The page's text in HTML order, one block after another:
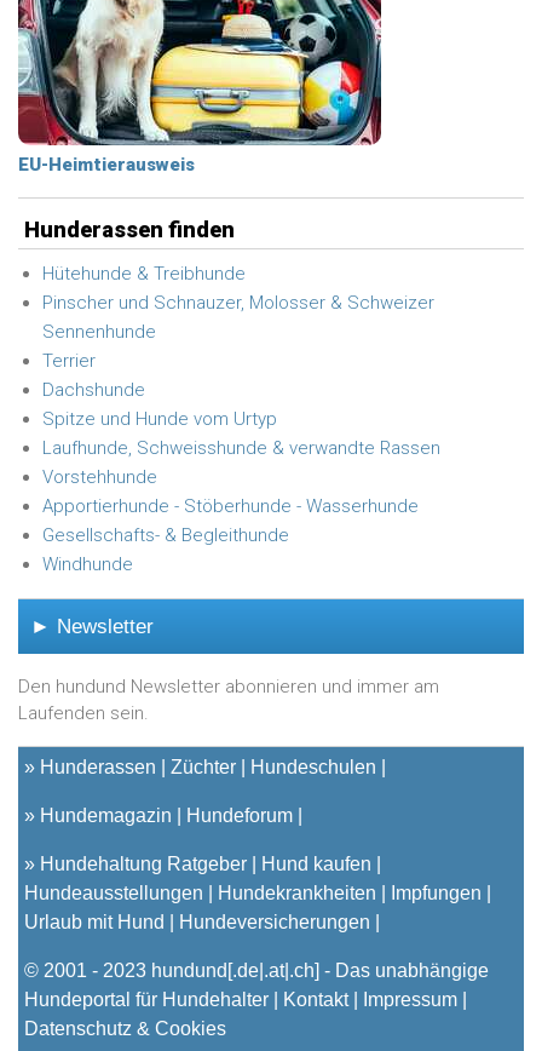
EU-Heimtierausweis
Hunderassen finden
Hütehunde & Treibhunde
Pinscher und Schnauzer, Molosser & Schweizer
Sennenhunde
Terrier
Dachshunde
Spitze und Hunde vom Urtyp
Laufhunde, Schweisshunde & verwandte Rassen
Vorstehhunde
Apportierhunde - Stöberhunde - Wasserhunde
Gesellschafts- & Begleithunde
Windhunde
► Newsletter
Den hundund Newsletter abonnieren und immer am
Laufenden sein.
» Hunderassen Züchter Hundeschulen
» Hundemagazin Hundeforum
» Hundehaltung Ratgeber
Hund kaufen
Hundeausstellungen
Hundekrankheiten
Impfungen
Urlaub mit Hund
Hundeversicherungen
© 2001 - 2023 hundund [.de|.at|.ch] - Das unabhängige
Hundeportal für Hundehalter |
Kontakt| Impressum
Datenschutz & Cookies